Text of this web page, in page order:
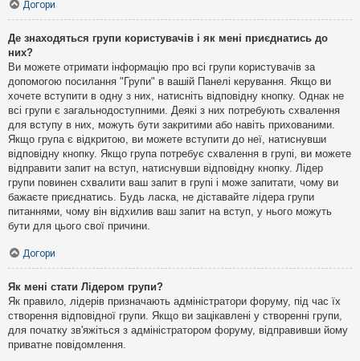
Догори
Де знаходяться групи користувачів і як мені приєднатись до
них?
Ви можете отримати інформацію про всі групи користувачів за
допомогою посилання "Групи" в вашій Панелі керування. Якщо ви
хочете вступити в одну з них, натисніть відповідну кнопку. Однак не
всі групи є загальнодоступними. Деякі з них потребують схвалення
для вступу в них, можуть бути закритими або навіть прихованими.
Якщо група є відкритою, ви можете вступити до неї, натиснувши
відповідну кнопку. Якщо група потребує схвалення в групі, ви можете
відправити запит на вступ, натиснувши відповідну кнопку. Лідер
групи повинен схвалити ваш запит в групі і може запитати, чому ви
бажаєте приєднатись. Будь ласка, не діставайте лідера групи
питаннями, чому він відхилив ваш запит на вступ, у нього можуть
бути для цього свої причини.
Догори
Як мені стати Лідером групи?
Як правило, лідерів призначають адміністратори форуму, під час їх
створення відповідної групи. Якщо ви зацікавлені у створенні групи,
для початку зв'яжіться з адміністратором форуму, відправивши йому
приватне повідомлення.